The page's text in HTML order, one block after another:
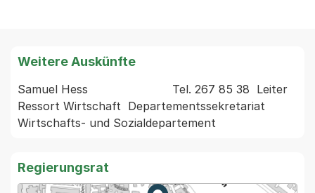
Weitere Auskünfte
Samuel Hess                        Tel. 267 85 38  Leiter
Ressort Wirtschaft  Departementssekretariat
Regierungsrat